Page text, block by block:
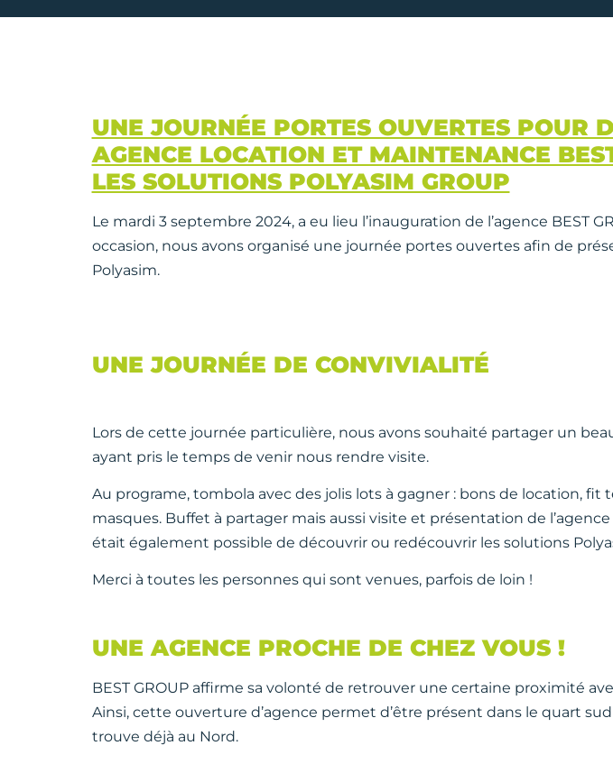
UNE JOURNÉE PORTES OUVERTES POUR
AGENCE LOCATION ET MAINTENANCE
LES SOLUTIONS POLYASIM GROUP
Le mardi 3 septembre 2024, a eu lieu l’inauguration de l’agence BEST
occasion, nous avons organisé une journée portes ouvertes afin de
Polyasim.
UNE JOURNÉE DE CONVIVIALITÉ
Lors de cette journée particulière, nous avons souhaité partager un
ayant pris le temps de venir nous rendre visite.
Au programe, tombola avec des jolis lots à gagner : bons de location,
masques. Buffet à partager mais aussi visite et présentation de
était également possible de découvrir ou redécouvrir les solutions
Merci à toutes les personnes qui sont venues, parfois de loin !
UNE AGENCE PROCHE DE CHEZ VOUS !
BEST GROUP affirme sa volonté de retrouver une certaine proximité
Ainsi, cette ouverture d’agence permet d’être présent dans le quart
trouve déjà au Nord.